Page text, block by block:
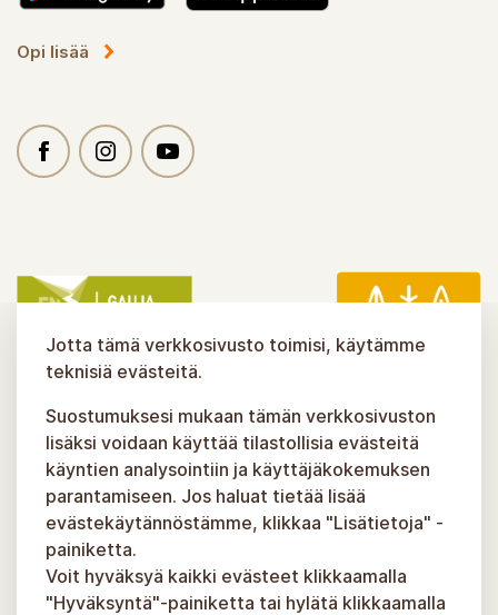
Opi lisää
Jotta tämä verkkosivusto toimisi, käytämme
teknisiä evästeitä.
Suostumuksesi mukaan tämän verkkosivuston
lisäksi voidaan käyttää tilastollisia evästeitä
käyntien analysointiin ja käyttäjäkokemuksen
parantamiseen. Jos haluat tietää lisää
evästekäytännöstämme, klikkaa "Lisätietoja" -
painiketta.
Voit hyväksyä kaikki evästeet klikkaamalla
"Hyväksyntä"-painiketta tai hylätä klikkaamalla